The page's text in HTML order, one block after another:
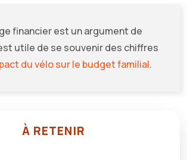
financier est un argument de
utile de se souvenir des chiffres
du vélo sur le budget familial.
À RETENIR